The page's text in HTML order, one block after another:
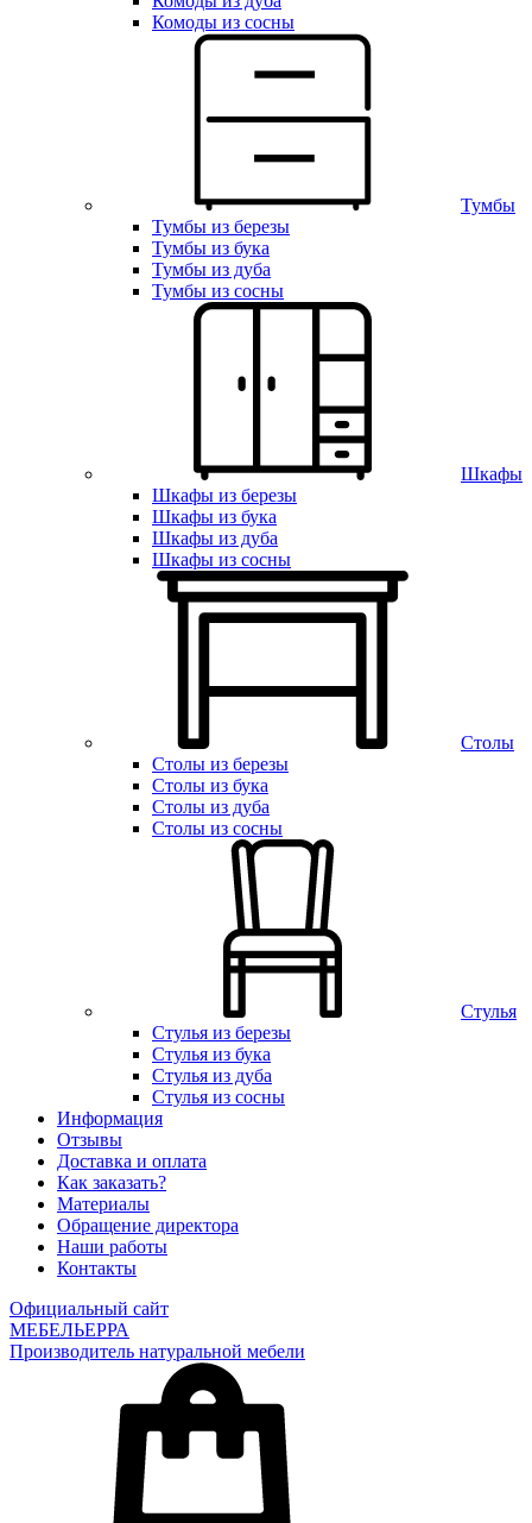
Комоды из сосны
Тумбы
Тумбы из березы
Тумбы из бука
Тумбы из дуба
Тумбы из сосны
Шкафы
Шкафы из березы
Шкафы из бука
Шкафы из дуба
Шкафы из сосны
Столы
Столы из березы
Столы из бука
Столы из дуба
Столы из сосны
Стулья
Стулья из березы
Стулья из бука
Стулья из дуба
Стулья из сосны
Информация
Отзывы
Доставка и оплата
Как заказать?
Материалы
Обращение директора
Наши работы
Контакты
Официальный сайт
МЕБЕЛЬЕРРА
Производитель натуральной мебели